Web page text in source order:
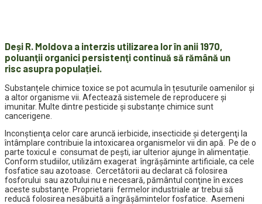
Deși R. Moldova a interzis utilizarea lor în anii 1970,
poluanţii organici persistenţi continuă să rămână un
risc asupra populației.
Substanțele chimice toxice se pot acumula în țesuturile oamenilor și
a altor organisme vii. Afectează sistemele de reproducere şi
imunitar. Multe dintre pesticide și substanțe chimice sunt
cancerigene.
Inconştienţa celor care aruncă ierbicide, insecticide şi detergenţi la
întâmplare contribuie la intoxicarea organismelor vii din apă. Pe de o
parte toxicul e consumat de peşti, iar ulterior ajunge în alimentație.
Conform studiilor, utilizăm exagerat îngrăşăminte artificiale, ca cele
fosfatice sau azotoase. Cercetătorii au declarat că folosirea
fosforului sau azotului nu e necesară, pământul conţine în exces
aceste substanţe. Proprietarii fermelor industriale ar trebui să
reducă folosirea nesăbuită a îngrăşămintelor fosfatice. Asemeni